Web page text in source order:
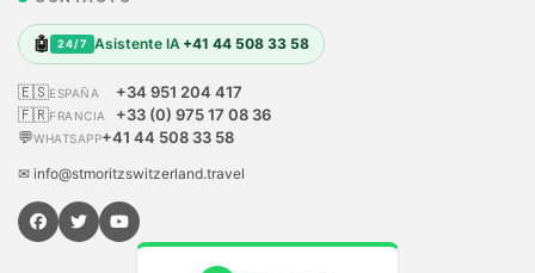
🤖 24/7 Asistente IA +41 44 508 33 58
🇪🇸ESPAÑA
+34 951 204 417
🇫🇷FRANCIA
+33 (0) 975 17 08 36
💬WHATSAPP+41 44 508 33 58
✉ info@stmoritzswitzerland.travel